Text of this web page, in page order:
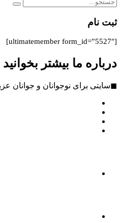
ثبت نام
[ultimatemember form_id=”5527″]
درباره ما بیشتر بخوانید
◼سایتی برای نوجوانان و